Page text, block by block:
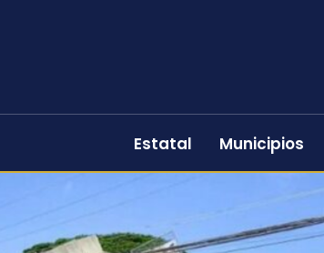
Estatal Municipios